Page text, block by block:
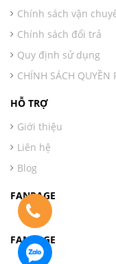
Chính sách vận
Chính sách đổi trả
Quy định sử dụng
CHÍNH SÁCH QUYỀN
HỖ TRỢ
Giới thiệu
Liên hệ
Blog
FANPAGE
FANPAGE